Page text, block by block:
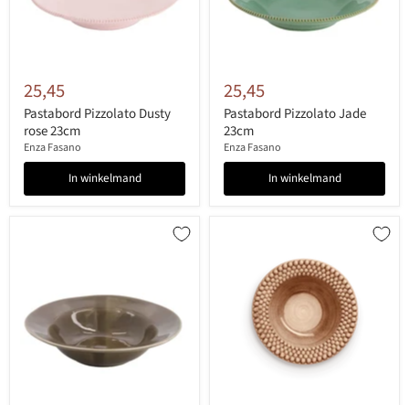
25,45
Pastabord Pizzolato Dusty
rose 23cm
Enza Fasano
In winkelmand
25,45
Pastabord Pizzolato Jade
23cm
Enza Fasano
In winkelmand